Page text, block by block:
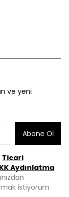
ve yeni
Abone Ol
Ticari
Aydınlatma
istiyorum.